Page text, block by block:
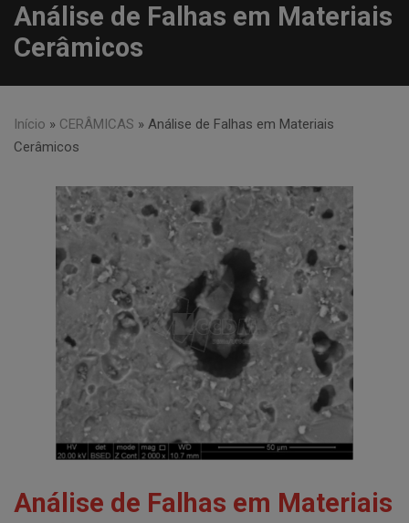
Análise de Falhas em Materiais
Cerâmicos
Início » CERÂMICAS » Análise de Falhas em Materiais
Cerâmicos
Análise de Falhas em Materiais